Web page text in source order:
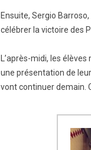
Ensuite, Sergio
célébrer la victoire des
L’après-midi, les
une présentation de
vont continuer demain.